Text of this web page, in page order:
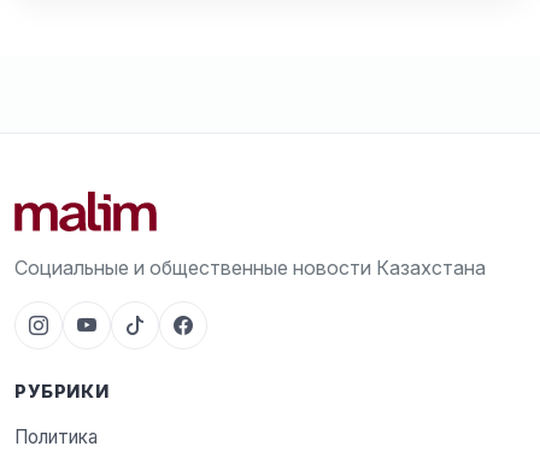
Социальные и общественные новости Казахстана
РУБРИКИ
Политика